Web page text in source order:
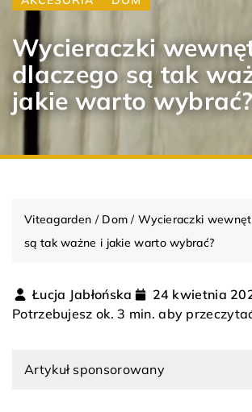
Wycieraczki
dlaczego są tak
jakie warto wybrać?
Viteagarden / Dom /Wycieraczki
są tak ważne i jakie warto wybrać?
Łucja Jabłońska
24 kwietnia
Potrzebujesz ok. 3 min. aby
Artykuł sponsorowany